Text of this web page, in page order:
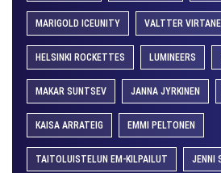
MARIGOLD ICEUNITY VALTTER
HELSINKI ROCKETTES LUMINEERS
MAKAR SUNTSEV JANNA JYRKINEN
KAISA ARRATEIG EMMI PELTONEN
TAITOLUISTELUN EM-KILPAILUT JENNI